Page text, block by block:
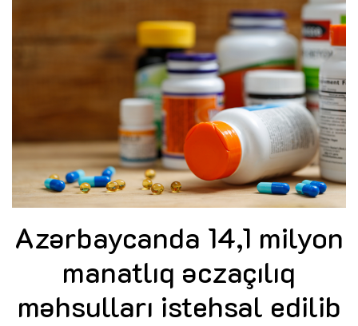
Azərbaycanda 14,1 milyon
manatlıq əczaçılıq
məhsulları istehsal edilib